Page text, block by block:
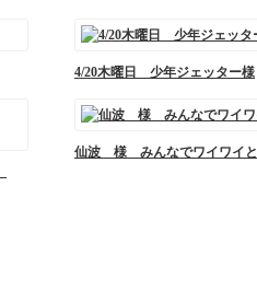
4/20木曜日 少年ジェッター様
仙波 様 みんなでワイワイと